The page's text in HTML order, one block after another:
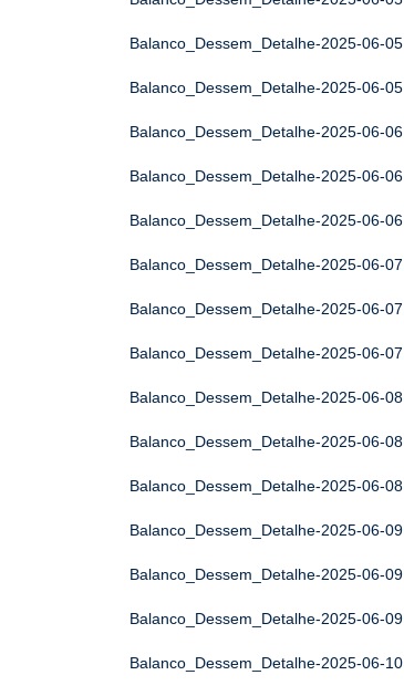
Balanco_Dessem_Detalhe-2025-06-05
Balanco_Dessem_Detalhe-2025-06-05
Balanco_Dessem_Detalhe-2025-06-06
Balanco_Dessem_Detalhe-2025-06-06
Balanco_Dessem_Detalhe-2025-06-06
Balanco_Dessem_Detalhe-2025-06-07
Balanco_Dessem_Detalhe-2025-06-07
Balanco_Dessem_Detalhe-2025-06-07
Balanco_Dessem_Detalhe-2025-06-08
Balanco_Dessem_Detalhe-2025-06-08
Balanco_Dessem_Detalhe-2025-06-08
Balanco_Dessem_Detalhe-2025-06-09
Balanco_Dessem_Detalhe-2025-06-09
Balanco_Dessem_Detalhe-2025-06-09
Balanco_Dessem_Detalhe-2025-06-10